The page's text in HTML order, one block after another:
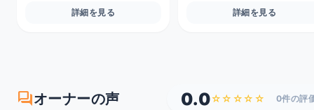
詳細を見る 詳細を見る
forumオーナーの声 0.0☆☆☆☆☆ 0件の評